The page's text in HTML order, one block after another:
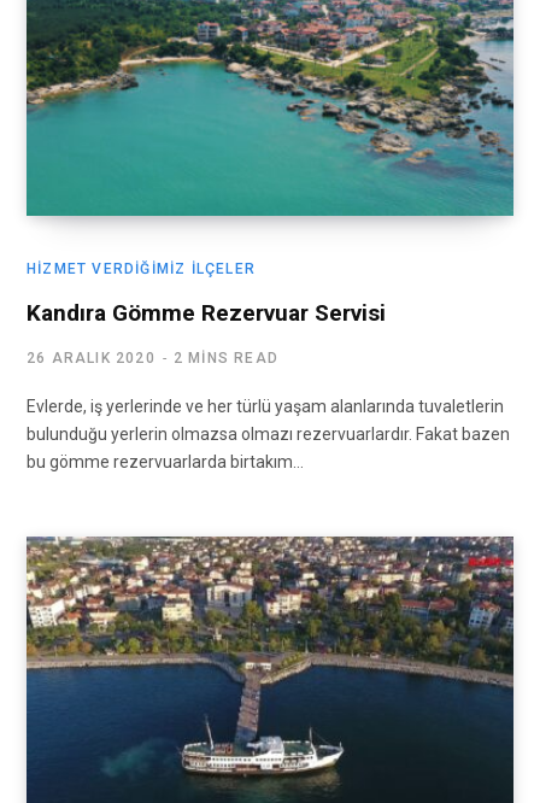
HIZMET VERDIĞIMIZ İLÇELER
Kandıra Gömme Rezervuar Servisi
26 ARALIK 2020 2 MINS READ
Evlerde, iş yerlerinde ve her türlü yaşam alanlarında tuvaletlerin
bulunduğu yerlerin olmazsa olmazı rezervuarlardır. Fakat bazen
bu gömme rezervuarlarda birtakım…